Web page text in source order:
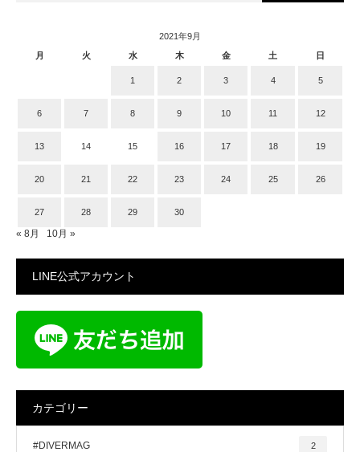
2021年9月
月
火 水 木 金 土 日
1 2 3 4 5
6 7 8 9 10 11 12
13 14 15 16 17 18 19
20 21 22 23 24 25 26
27 28 29 30
« 8月 10月 »
LINE公式アカウント
カテゴリー
#DIVERMAG 2